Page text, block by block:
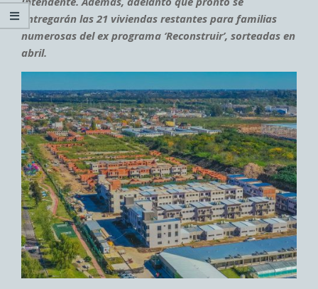
entregarán las 21 viviendas restantes para familias
numerosas del ex programa ‘Reconstruir’, sorteadas en
abril.